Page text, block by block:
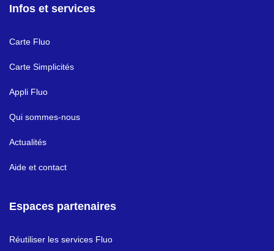
Infos et services
Carte Fluo
Carte Simplicités
Appli Fluo
Qui sommes-nous
Actualités
Aide et contact
Espaces partenaires
Réutiliser les services Fluo